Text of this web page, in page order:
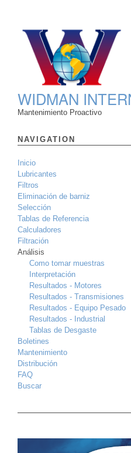
WIDMAN
Mantenimiento Proactivo
NAVIGATION
Inicio
Lubricantes
Filtros
Eliminación de barniz
Selección
Tablas de Referencia
Calculadores
Filtración
Análisis
Como tomar muestras
Interpretación
Resultados - Motores
Resultados - Transmisiones
Resultados - Equipo Pesado
Resultados - Industrial
Tablas de Desgaste
Boletines
Mantenimiento
Distribución
FAQ
Buscar